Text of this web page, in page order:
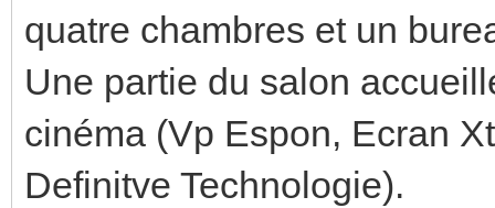
quatre chambres et un
Une partie du salon
cinéma (Vp Espon, Ecran
Definitve Technologie).